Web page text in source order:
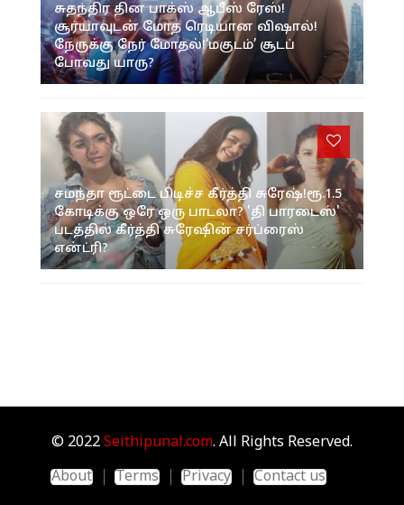
சுதந்திர தின பாக்ஸ் ஆபீஸ் ரேஸ்!
சூர்யாவுடன் மோத ரெடியான விஷால்!
நேருக்கு நேர் மோதல்!‘மகுடம்’ சூடப்
போவது யாரு?
சமந்தா ரூட்டை பிடிச்ச கீர்த்தி சுரேஷ்!ரூ.1.5
கோடிக்கு ஒரே ஒரு பாடலா? 'தி பாரடைஸ்'
படத்தில் கீர்த்தி சுரேஷின் சர்ப்ரைஸ்
என்ட்ரி?
© 2022 Seithipunal.com. All Rights Reserved.
About
Terms Privacy Contact us